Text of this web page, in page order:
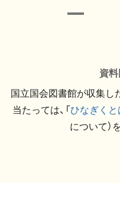
資
国立国会図書館が収集し
当たっては、「ひなぎくと
について）